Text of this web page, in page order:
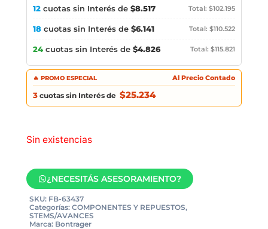
12 cuotas sin Interés de $8.517 Total: $102.195
18 cuotas sin Interés de $6.141 Total: $110.522
24 cuotas sin Interés de $4.826 Total: $115.821
🔥 PROMO ESPECIAL Al Precio Contado
3 cuotas sin Interés de $25.234
Sin existencias
¿NECESITÁS ASESORAMIENTO?
SKU: FB-63437
Categorías: COMPONENTES Y REPUESTOS,
STEMS/AVANCES
Marca: Bontrager